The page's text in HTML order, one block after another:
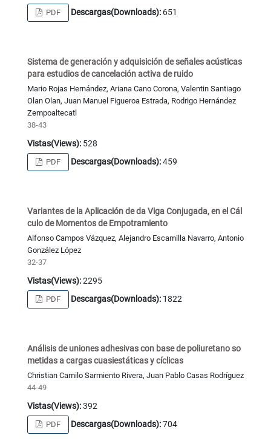
PDF Descargas(Downloads): 651
Sistema de generación y adquisición de señales acústicas
para estudios de cancelación activa de ruido
Mario Rojas Hernández, Ariana Cano Corona, Valentin Santiago
Olan Olan, Juan Manuel Figueroa Estrada, Rodrigo Hernández
Zempoaltecatl
38-43
Vistas(Views):528
PDF Descargas(Downloads):459
Variantes de la Aplicación de da Viga Conjugada, en el Cál
culo de Momentos de Empotramiento
Alfonso Campos Vázquez, Alejandro Escamilla Navarro, Antonio
González López
32-37
Vistas(Views):2295
PDF Descargas(Downloads): 1822
Análisis de uniones adhesivas con base de poliuretano so
metidas a cargas cuasiestáticas y cíclicas
Christian Camilo Sarmiento Rivera, Juan Pablo Casas Rodríguez
44-49
Vistas(Views):392
PDF Descargas(Downloads):704